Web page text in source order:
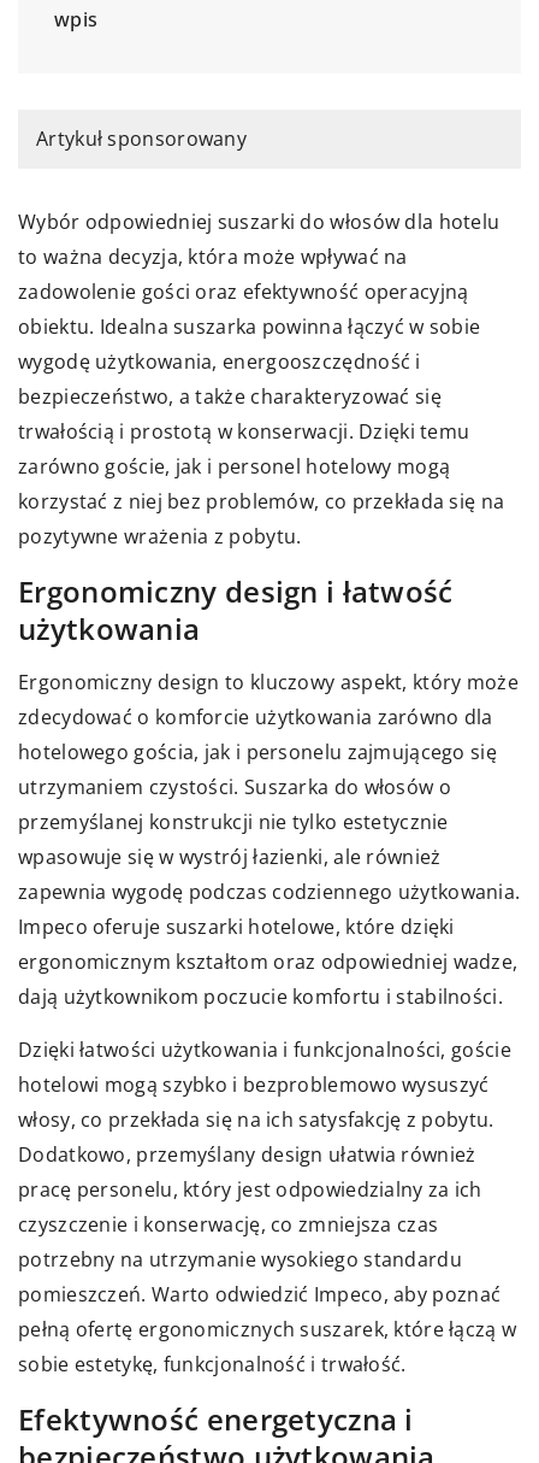
wpis
Artykuł sponsorowany
Wybór odpowiedniej suszarki do włosów dla hotelu
to ważna decyzja, która może wpływać na
zadowolenie gości oraz efektywność operacyjną
obiektu. Idealna suszarka powinna łączyć w sobie
wygodę użytkowania, energooszczędność i
bezpieczeństwo, a także charakteryzować się
trwałością i prostotą w konserwacji. Dzięki temu
zarówno goście, jak i personel hotelowy mogą
korzystać z niej bez problemów, co przekłada się na
pozytywne wrażenia z pobytu.
Ergonomiczny design i łatwość
użytkowania
Ergonomiczny design to kluczowy aspekt, który może
zdecydować o komforcie użytkowania zarówno dla
hotelowego gościa, jak i personelu zajmującego się
utrzymaniem czystości. Suszarka do włosów o
przemyślanej konstrukcji nie tylko estetycznie
wpasowuje się w wystrój łazienki, ale również
zapewnia wygodę podczas codziennego użytkowania.
Impeco oferuje suszarki hotelowe, które dzięki
ergonomicznym kształtom oraz odpowiedniej wadze,
dają użytkownikom poczucie komfortu i stabilności.
Dzięki łatwości użytkowania i funkcjonalności, goście
hotelowi mogą szybko i bezproblemowo wysuszyć
włosy, co przekłada się na ich satysfakcję z pobytu.
Dodatkowo, przemyślany design ułatwia również
pracę personelu, który jest odpowiedzialny za ich
czyszczenie i konserwację, co zmniejsza czas
potrzebny na utrzymanie wysokiego standardu
pomieszczeń. Warto odwiedzić Impeco, aby poznać
pełną ofertę ergonomicznych suszarek, które łączą w
sobie estetykę, funkcjonalność i trwałość.
Efektywność energetyczna i